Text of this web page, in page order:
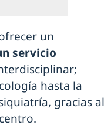
un
servicio
hasta la
gracias al